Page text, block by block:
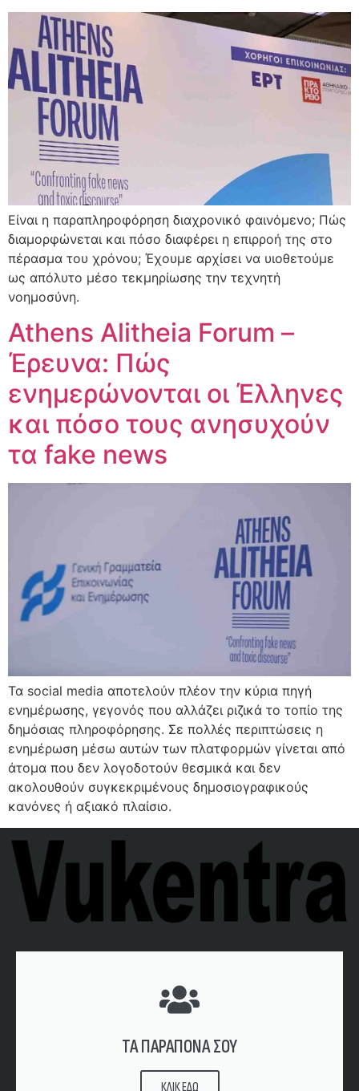
Είναι η παραπληροφόρηση διαχρονικό φαινόμενο; Πώς
διαμορφώνεται και πόσο διαφέρει η επιρροή της στο
πέρασμα του χρόνου; Έχουμε αρχίσει να υιοθετούμε
ως απόλυτο μέσο τεκμηρίωσης την τεχνητή
νοημοσύνη.
Athens Alitheia Forum –
Έρευνα: Πώς
ενημερώνονται οι Έλληνες
και πόσο τους ανησυχούν
τα fake news
Τα social media αποτελούν πλέον την κύρια πηγή
ενημέρωσης, γεγονός που αλλάζει ριζικά το τοπίο της
δημόσιας πληροφόρησης. Σε πολλές περιπτώσεις η
ενημέρωση μέσω αυτών των πλατφορμών γίνεται από
άτομα που δεν λογοδοτούν θεσμικά και δεν
ακολουθούν συγκεκριμένους δημοσιογραφικούς
κανόνες ή αξιακό πλαίσιο.
ΤΑ ΠΑΡΑΠΟΝΑ ΣΟΥ
ΚΛΙΚ ΕΔΩ